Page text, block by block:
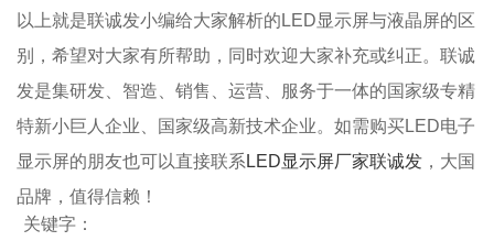
以上就是联诚发小编给大家解析的LED显示屏与液晶屏的区
别，希望对大家有所帮助，同时欢迎大家补充或纠正。联诚
发是集研发、智造、销售、运营、服务于一体的国家级专精
特新小巨人企业、国家级高新技术企业。如需购买LED电子
显示屏的朋友也可以直接联系 LED显示屏厂家联诚发 ，大国
品牌，值得信赖！
关键字：